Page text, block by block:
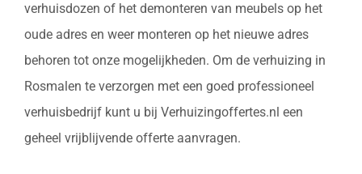
verhuisdozen of het demonteren van meubels op het
oude adres en weer monteren op het nieuwe adres
behoren tot onze mogelijkheden. Om de verhuizing in
Rosmalen te verzorgen met een goed professioneel
verhuisbedrijf kunt u bij Verhuizingoffertes.nl een
geheel vrijblijvende offerte aanvragen.